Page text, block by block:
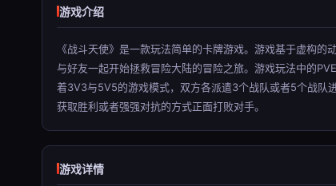
游戏介绍
《战斗天使》是一款玩法简单的卡牌游戏。游戏基于虚构
与好友一起开始拯救冒险大陆的冒险之旅。游戏玩法中的
着3V3与5V5的游戏模式，双方各派遣3个战队或者5个战队
获取胜利或者强强对抗的方式正面打败对手。
游戏详情